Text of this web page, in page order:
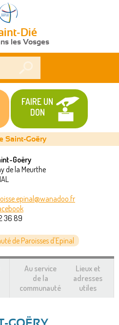
Dié
les Vosges
FAIRE UN
DON
Saint-Goëry
Goëry
de la Meurthe
36 89
de Paroisses d'Epinal
Au service
de la
communauté
Lieux et
adresses
utiles